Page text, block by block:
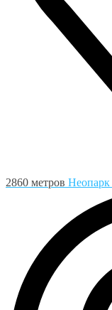
2860 метров Неопарк